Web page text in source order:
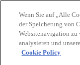
Biosphere
Biosphere
Wie wir bewerten
Über uns
Wenn Sie auf „Alle
der Speicherung von
Websitenavigation zu
analysieren und
Cookie Policy